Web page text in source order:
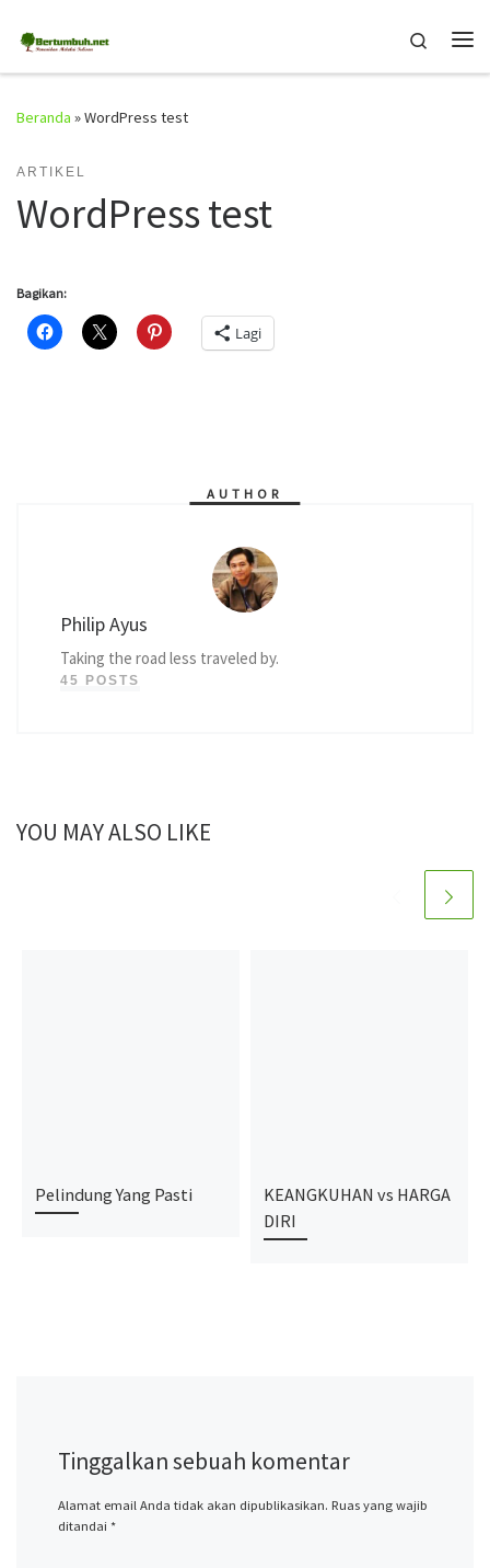
Skip to content
Search
Beranda »WordPress test
ARTIKEL
WordPress test
Bagikan:
Lagi
AUTHOR
Philip Ayus
Taking the road less traveled by.
45 POSTS
YOU MAY ALSO LIKE
Pelindung Yang Pasti
KEANGKUHAN vs HARGA
DIRI
Tinggalkan sebuah komentar
Alamat email Anda tidak akan dipublikasikan. Ruas yang wajib
ditandai *